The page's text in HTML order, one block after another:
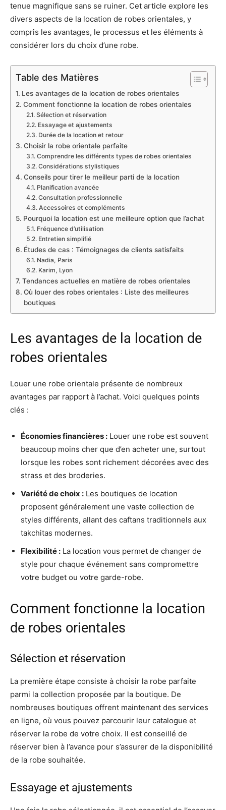
tenue magnifique sans se ruiner. Cet article explore les
divers aspects de la location de robes orientales, y
compris les avantages, le processus et les éléments à
considérer lors du choix d’une robe.
Table des Matières
Les avantages de la location de robes orientales
Comment fonctionne la location de robes orientales
Sélection et réservation
Essayage et ajustements
Durée de la location et retour
Choisir la robe orientale parfaite
Comprendre les différents types de robes orientales
Considérations stylistiques
Conseils pour tirer le meilleur parti de la location
Planification avancée
Consultation professionnelle
Accessoires et compléments
Pourquoi la location est une meilleure option que l’achat
Fréquence d’utilisation
Entretien simplifié
Études de cas : Témoignages de clients satisfaits
Nadia, Paris
Karim, Lyon
Tendances actuelles en matière de robes orientales
Où louer des robes orientales : Liste des meilleures
boutiques
Les avantages de la location de
robes orientales
Louer une robe orientale présente de nombreux
avantages par rapport à l’achat. Voici quelques points
clés :
Économies financières : Louer une robe est souvent
beaucoup moins cher que d’en acheter une, surtout
lorsque les robes sont richement décorées avec des
strass et des broderies.
Variété de choix : Les boutiques de location
proposent généralement une vaste collection de
styles différents, allant des caftans traditionnels aux
takchitas modernes.
Flexibilité : La location vous permet de changer de
style pour chaque événement sans compromettre
votre budget ou votre garde-robe.
Comment fonctionne la location
de robes orientales
Sélection et réservation
La première étape consiste à choisir la robe parfaite
parmi la collection proposée par la boutique. De
nombreuses boutiques offrent maintenant des services
en ligne, où vous pouvez parcourir leur catalogue et
réserver la robe de votre choix. Il est conseillé de
réserver bien à l’avance pour s’assurer de la disponibilité
de la robe souhaitée.
Essayage et ajustements